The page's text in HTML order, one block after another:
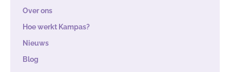
Over ons
Hoe werkt Kampas?
Nieuws
Blog